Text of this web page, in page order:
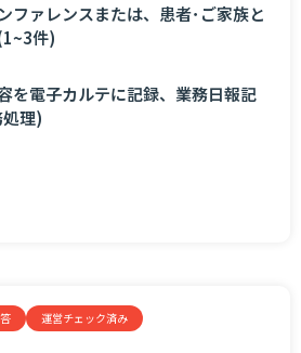
ファレンスまたは、患者･ご家族と
件)
を電子カルテに記録、業務日報記
理)
運営チェック済み